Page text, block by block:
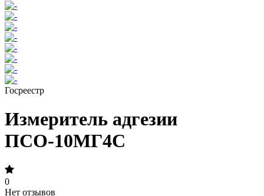
Госреестр
Измеритель адгезии
ПСО-10МГ4С
0
Нет отзывов